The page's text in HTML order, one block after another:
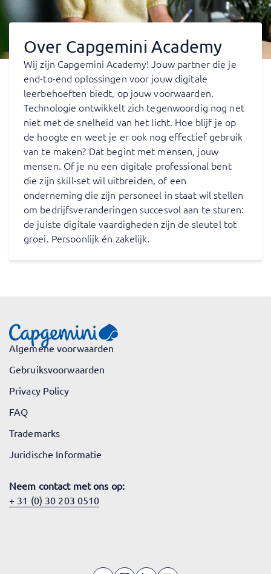
Over Capgemini Academy
Wij zijn Capgemini Academy! Jouw partner die je
end-to-end oplossingen voor jouw digitale
leerbehoeften biedt, op jouw voorwaarden.
Technologie ontwikkelt zich tegenwoordig nog net
niet met de snelheid van het licht. Hoe blijf je op
de hoogte en weet je er ook nog effectief gebruik
van te maken? Dat begint met mensen, jouw
mensen. Of je nu een digitale professional bent
die zijn skill-set wil uitbreiden, of een
onderneming die zijn personeel in staat wil stellen
om bedrijfsveranderingen succesvol aan te sturen:
de juiste digitale vaardigheden zijn de sleutel tot
groei. Persoonlijk én zakelijk.
Algemene voorwaarden
Gebruiksvoorwaarden
Privacy Policy
FAQ
Trademarks
Juridische Informatie
Neem contact met ons op:
+ 31 (0) 30 203 0510